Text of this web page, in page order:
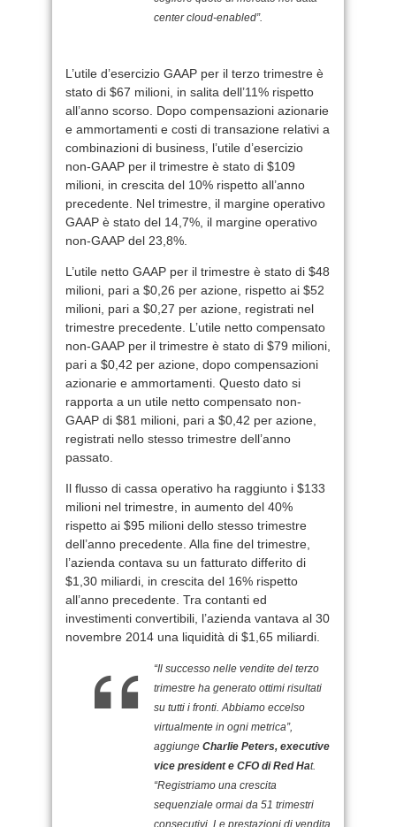
center cloud-enabled”.
L’utile d’esercizio GAAP per il terzo trimestre è
stato di $67 milioni, in salita dell’11% rispetto
all’anno scorso. Dopo compensazioni azionarie
e ammortamenti e costi di transazione relativi a
combinazioni di business, l’utile d’esercizio
non-GAAP per il trimestre è stato di $109
milioni, in crescita del 10% rispetto all’anno
precedente. Nel trimestre, il margine operativo
GAAP è stato del 14,7%, il margine operativo
non-GAAP del 23,8%.
L’utile netto GAAP per il trimestre è stato di $48
milioni, pari a $0,26 per azione, rispetto ai $52
milioni, pari a $0,27 per azione, registrati nel
trimestre precedente. L’utile netto compensato
non-GAAP per il trimestre è stato di $79 milioni,
pari a $0,42 per azione, dopo compensazioni
azionarie e ammortamenti. Questo dato si
rapporta a un utile netto compensato non-
GAAP di $81 milioni, pari a $0,42 per azione,
registrati nello stesso trimestre dell’anno
passato.
Il flusso di cassa operativo ha raggiunto i $133
milioni nel trimestre, in aumento del 40%
rispetto ai $95 milioni dello stesso trimestre
dell’anno precedente. Alla fine del trimestre,
l’azienda contava su un fatturato differito di
$1,30 miliardi, in crescita del 16% rispetto
all’anno precedente. Tra contanti ed
investimenti convertibili, l’azienda vantava al 30
novembre 2014 una liquidità di $1,65 miliardi.
“Il successo nelle vendite del terzo
trimestre ha generato ottimi risultati
su tutti i fronti. Abbiamo eccelso
virtualmente in ogni metrica”,
aggiunge Charlie Peters, executive
vice president e CFO di Red Hat.
“Registriamo una crescita
sequenziale ormai da 51 trimestri